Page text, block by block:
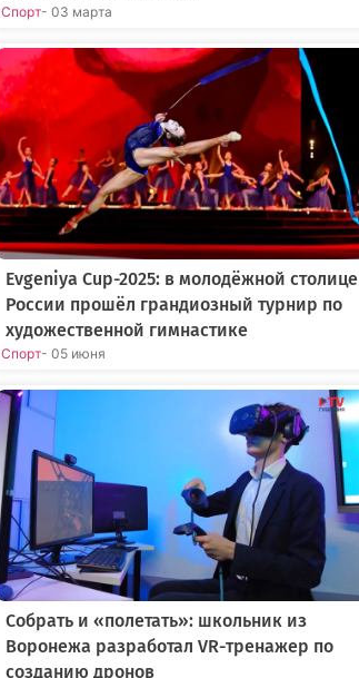
Спорт- 03 марта
Evgeniya Cup-2025: в молодёжной столице
России прошёл грандиозный турнир по
художественной гимнастике
Спорт- 05 июня
Собрать и «полетать»: школьник из
Воронежа разработал VR-тренажер по
созданию дронов